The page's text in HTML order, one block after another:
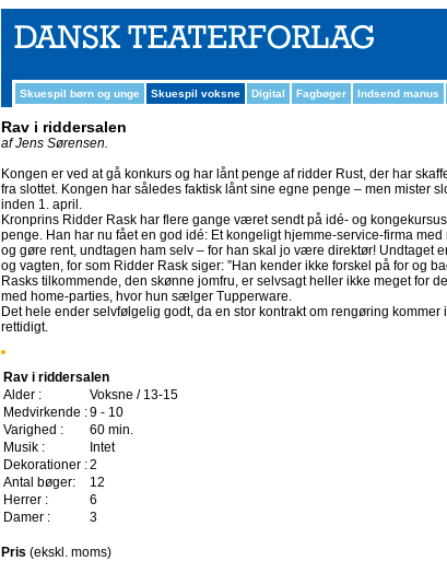
Skuespil børn og unge Skuespil voksne Digital Fagbøger Indsend manus
Rav i riddersalen
af Jens Sørensen.
Kongen er ved at gå konkurs og har lånt penge af ridder Rust, der har
fra slottet. Kongen har således faktisk lånt sine egne penge – men mister
inden 1. april.
Kronprins Ridder Rask har flere gange været sendt på idé- og
penge. Han har nu fået en god idé: Et kongeligt hjemme-service-firma
og gøre rent, undtagen ham selv – for han skal jo være direktør! Undtaget
og vagten, for som Ridder Rask siger: ”Han kender ikke forskel på for og
Rasks tilkommende, den skønne jomfru, er selvsagt heller ikke meget for
med home-parties, hvor hun sælger Tupperware.
Det hele ender selvfølgelig godt, da en stor kontrakt om rengøring
rettidigt.
Rav i riddersalen
Alder :
Voksne / 13-15
Medvirkende :9 - 10
Varighed :
60 min.
Musik :
Intet
Dekorationer :2
Antal bøger:
12
Herrer :
6
Damer :
3
Pris (ekskl. moms)